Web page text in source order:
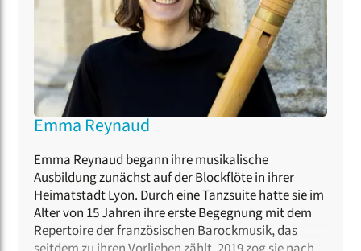
Emma Reynaud
Emma Reynaud begann ihre musikalische
Ausbildung zunächst auf der Blockflöte in ihrer
Heimatstadt Lyon. Durch eine Tanzsuite hatte sie im
Alter von 15 Jahren ihre erste Begegnung mit dem
Repertoire der französischen Barockmusik, das